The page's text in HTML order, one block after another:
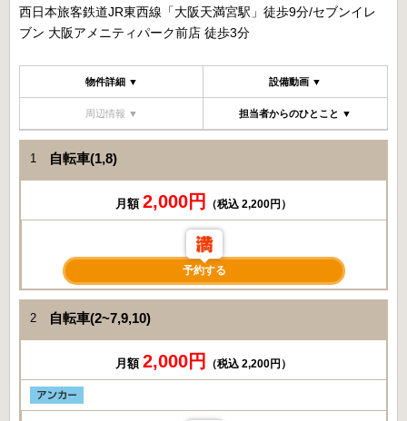
西日本旅客鉄道JR東西線「大阪天満宮駅」徒歩9分/セブンイレ
ブン 大阪アメニティパーク前店 徒歩3分
物件詳細 ▼ 設備動画 ▼
周辺情報 ▼ 担当者からのひとこと ▼
1 自転車(1,8)
月額 2,000円 （税込 2,200円）
予約する
2 自転車(2~7,9,10)
月額 2,000円 （税込 2,200円）